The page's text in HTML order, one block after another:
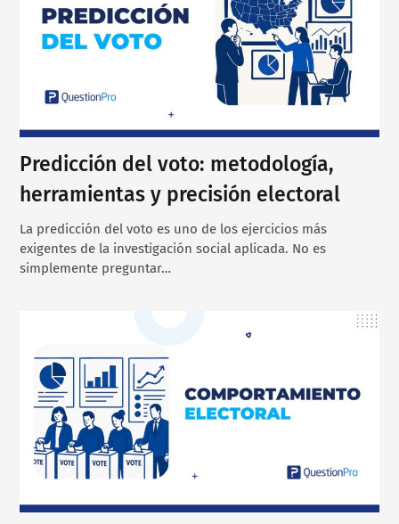
Predicción del voto: metodología,
herramientas y precisión electoral
La predicción del voto es uno de los ejercicios más
exigentes de la investigación social aplicada. No es
simplemente preguntar…